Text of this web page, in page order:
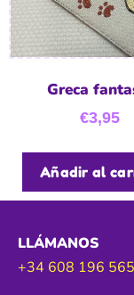
Greca
€3,95
Añadir al
LLÁMANOS
+34 608 196 565